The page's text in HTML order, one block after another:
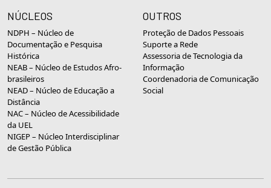
NÚCLEOS
NDPH – Núcleo de
Documentação e Pesquisa
Histórica
NEAB – Núcleo de Estudos Afro-
brasileiros
NEAD – Núcleo de Educação a
Distância
NAC – Núcleo de Acessibilidade
da UEL
NIGEP – Núcleo Interdisciplinar
de Gestão Pública
OUTROS
Proteção de Dados Pessoais
Suporte a Rede
Assessoria de Tecnologia da
Informação
Coordenadoria de Comunicação
Social